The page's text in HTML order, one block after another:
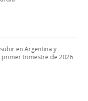
en Argentina y
primer trimestre de 2026